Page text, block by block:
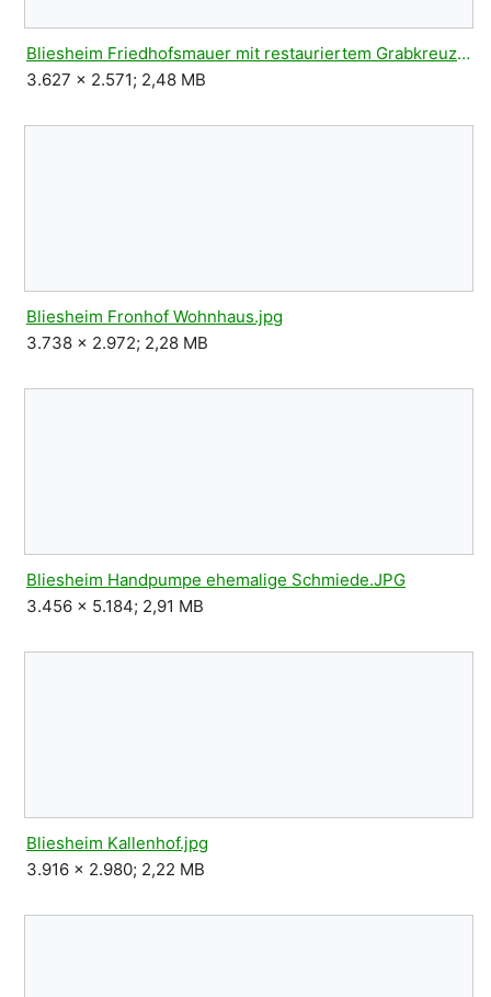
Bliesheim Friedhofsmauer mit restauriertem Grabkreuz.jpg
3.627 × 2.571; 2,48 MB
Bliesheim Fronhof Wohnhaus.jpg
3.738 × 2.972; 2,28 MB
Bliesheim Handpumpe ehemalige Schmiede.JPG
3.456 × 5.184; 2,91 MB
Bliesheim Kallenhof.jpg
3.916 × 2.980; 2,22 MB